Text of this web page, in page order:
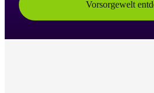
Vorsorgewelt